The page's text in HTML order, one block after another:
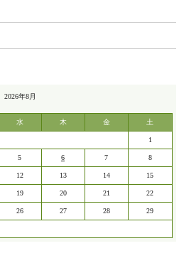
2026年8月
水 木 金 土
1
5 6 7 8
12 13 14 15
19 20 21 22
26 27 28 29